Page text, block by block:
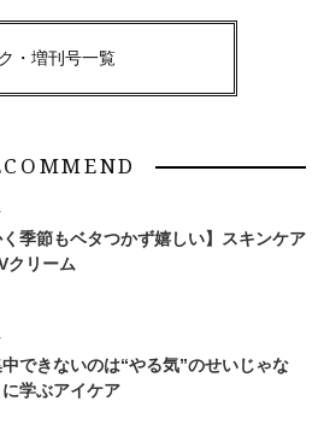
・増刊号一覧
く季節もベタつかず嬉しい】スキンケア
クリーム
できないのは“やる気”のせいじゃな
学ぶアイケア